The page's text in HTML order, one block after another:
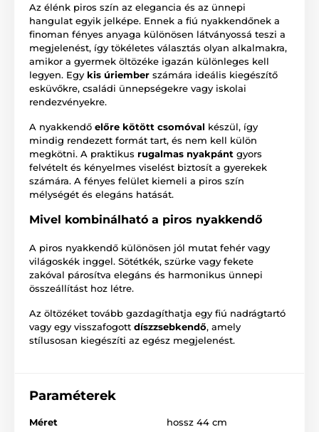
Az élénk piros szín az elegancia és az ünnepi
hangulat egyik jelképe. Ennek a fiú nyakkendőnek a
finoman fényes anyaga különösen látványossá teszi a
megjelenést, így tökéletes választás olyan alkalmakra,
amikor a gyermek öltözéke igazán különleges kell
legyen. Egy kis úriember számára ideális kiegészítő
esküvőkre, családi ünnepségekre vagy iskolai
rendezvényekre.
A nyakkendő előre kötött csomóval készül, így
mindig rendezett formát tart, és nem kell külön
megkötni. A praktikus rugalmas nyakpánt gyors
felvételt és kényelmes viselést biztosít a gyerekek
számára. A fényes felület kiemeli a piros szín
mélységét és elegáns hatását.
Mivel kombinálható a piros nyakkendő
A piros nyakkendő különösen jól mutat fehér vagy
világoskék inggel. Sötétkék, szürke vagy fekete
zakóval párosítva elegáns és harmonikus ünnepi
összeállítást hoz létre.
Az öltözéket tovább gazdagíthatja egy fiú nadrágtartó
vagy egy visszafogott díszzsebkendő, amely
stílusosan kiegészíti az egész megjelenést.
Paraméterek
Méret hossz 44 cm